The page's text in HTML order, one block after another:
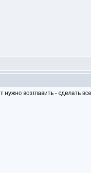
нужно возглавить - сделать